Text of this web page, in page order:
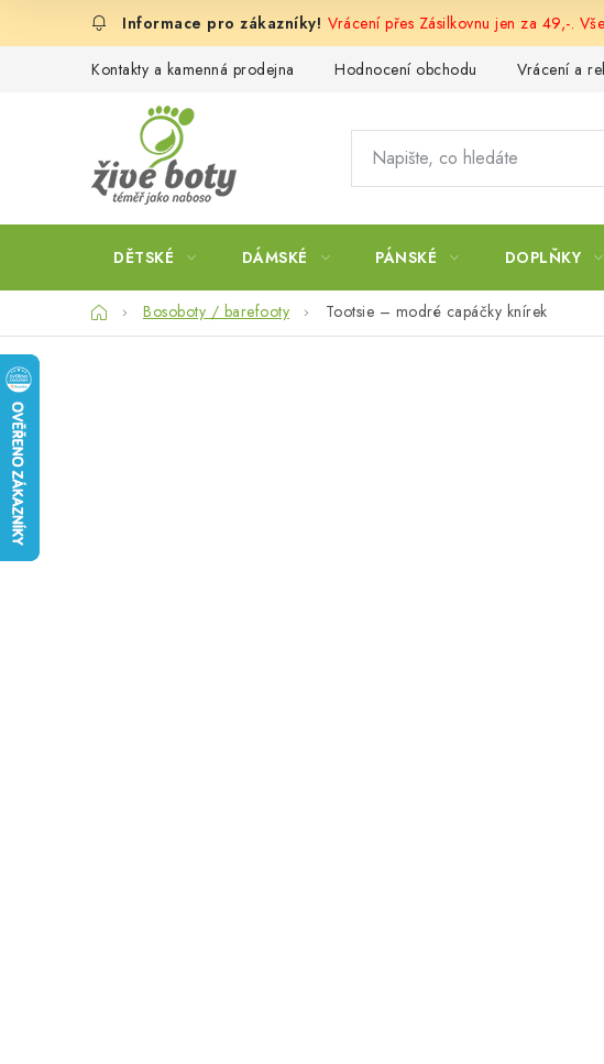
Vrácení přes Zásilkovnu jen za 49,-.
Kontakty a kamenná prodejna Hodnocení obchodu Vrácení a
DĚTSKÉ DÁMSKÉ PÁNSKÉ DOPLŇKY
DomůBosoboty / barefooty Tootsie – modré capáčky knírek